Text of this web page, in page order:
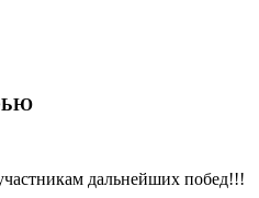
дальнейших побед!!!